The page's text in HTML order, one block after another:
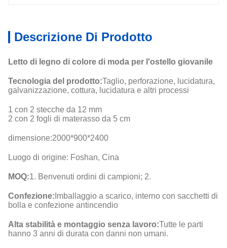
Descrizione Di Prodotto
Letto di legno di colore di moda per l'ostello giovanile
Tecnologia del prodotto:Taglio, perforazione, lucidatura,
galvanizzazione, cottura, lucidatura e altri processi
1 con 2 stecche da 12 mm
2 con 2 fogli di materasso da 5 cm
dimensione:2000*900*2400
Luogo di origine: Foshan, Cina
MOQ:1. Benvenuti ordini di campioni; 2.
Confezione: Imballaggio a scarico, interno con sacchetti di
bolla e confezione antincendio
Alta stabilità e montaggio senza lavoro:Tutte le parti
hanno 3 anni di durata con danni non umani.